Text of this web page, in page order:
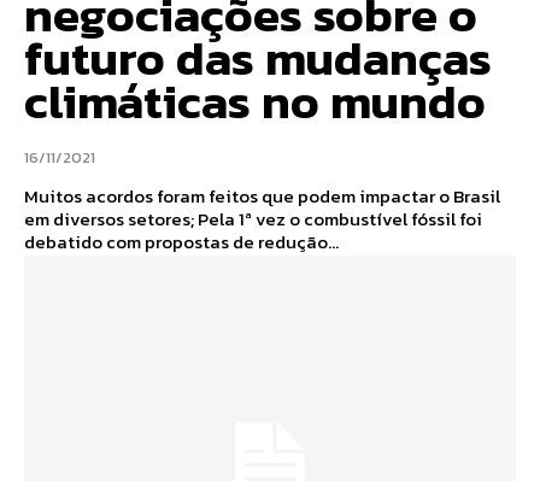
futuro das mudanças
climáticas no mundo
16/11/2021
Muitos acordos foram feitos que podem impactar o Brasil
em diversos setores; Pela 1ª vez o combustível fóssil foi
debatido com propostas de redução...